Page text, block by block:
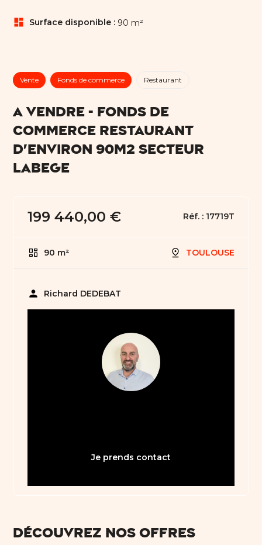
dashboard Surface disponible : 90 m²
Vente Fonds de commerce Restaurant
A VENDRE - FONDS DE
COMMERCE RESTAURANT
D'ENVIRON 90M2 SECTEUR
LABEGE
199 440,00 € Réf. : 17719T
90 m² TOULOUSE
person Richard DEDEBAT
Je prends contact
Découvrez nos offres